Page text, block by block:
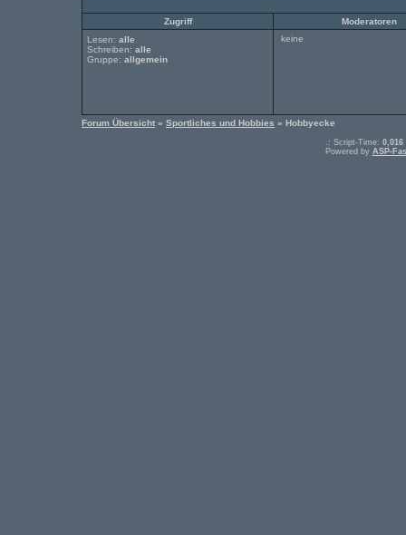
Zugriff
Moderatoren
Lesen: alle
Schreiben: alle
Gruppe: allgemein
keine
Forum Übersicht » Sportliches und Hobbies » Hobbyecke
.: Script-Time: 0,016
Powered by ASP-